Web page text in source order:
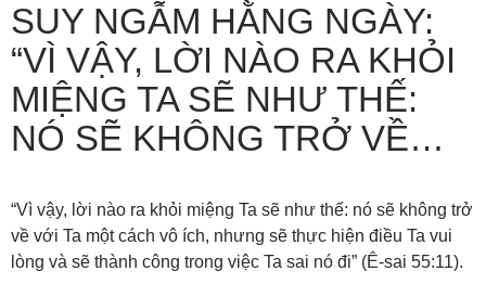
SUY NGẪM HẰNG NGÀY:
“VÌ VẬY, LỜI NÀO RA KHỎI
MIỆNG TA SẼ NHƯ THẾ:
NÓ SẼ KHÔNG TRỞ VỀ…
“Vì vậy, lời nào ra khỏi miệng Ta sẽ như thế: nó sẽ không trở
về với Ta một cách vô ích, nhưng sẽ thực hiện điều Ta vui
lòng và sẽ thành công trong việc Ta sai nó đi” (Ê-sai 55:11).